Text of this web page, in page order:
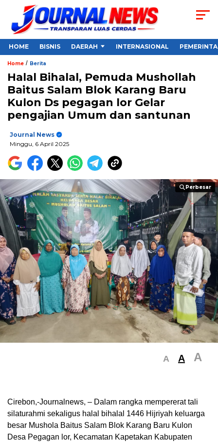
HOME BISNIS DAERAH INTERNASIONAL
Home / Berita
Halal Bihalal, Pemuda Mushollah
Baitus Salam Blok Karang Baru
Kulon Ds pegagan lor Gelar
pengajian Umum dan santunan
Journal News
Minggu, 6 April 2025
Perbesar
Perbesar
A A A
Cirebon,-Journalnews, – Dalam rangka mempererat tali
silaturahmi sekaligus halal bihalal 1446 Hijriyah keluarga
besar Mushola Baitus Salam Blok Karang Baru Kulon
Desa Pegagan lor, Kecamatan Kapetakan Kabupaten